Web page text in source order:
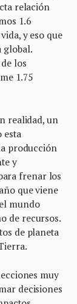
relación
1.6
y eso que
global.
los
1.75
realidad, un
esta
producción
y
frenar los
que viene
mundo
de recursos.
de planeta
muy
decisiones